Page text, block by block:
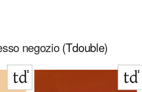
negozio(Tdouble)